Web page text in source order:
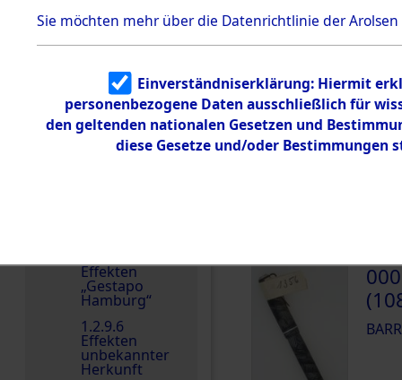
Landesentsch
ädigungsamt
Effekten aus
dem KZ
Neuengamm
e
Dokument
Effekten
„Gestapo
Hamburg“
1.2.9.6
Effekten
unbekannter
Herkunft
DOKUMENTE
Sie möchten mehr über die Datenrichtlinie der Arolsen
Einverständniserklärung: Hiermit
personenbezogene Daten ausschließlich für
den geltenden nationalen Gesetzen und
diese Gesetze und/oder Bestimmungen